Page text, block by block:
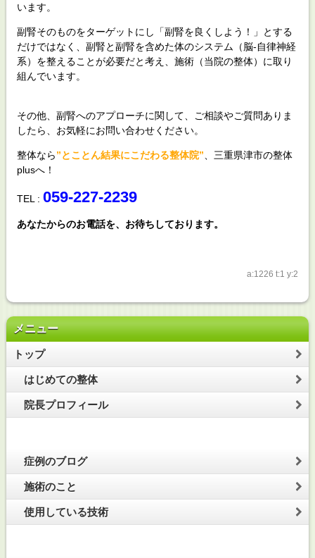
います。
副腎そのものをターゲットにし「副腎を良くしよう！」とする
だけではなく、副腎と副腎を含めた体のシステム（脳-自律神経
系）を整えることが必要だと考え、施術（当院の整体）に取り
組んでいます。
その他、副腎へのアプローチに関して、ご相談やご質問ありま
したら、お気軽にお問い合わせください。
整体なら”とことん結果にこだわる整体院” 、三重県津市の整体
plusへ！
TEL : 059-227-2239
あなたからのお電話を、お待ちしております。
a:1226 t:1 y:2
メニュー
トップ
はじめての整体
院長プロフィール
症例のブログ
施術のこと
使用している技術